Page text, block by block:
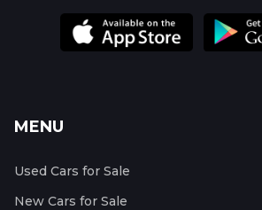
MENU
Used Cars for Sale
New Cars for Sale